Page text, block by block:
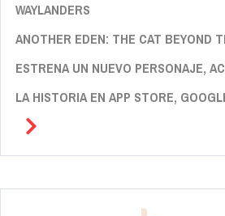
WAYLANDERS
ANOTHER EDEN: THE CAT BEYOND
ESTRENA UN NUEVO PERSONAJE,
LA HISTORIA EN APP STORE,